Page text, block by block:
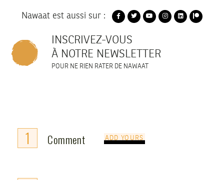
Nawaat est aussi sur :
INSCRIVEZ-VOUS
À NOTRE NEWSLETTER
POUR NE RIEN RATER DE NAWAAT
1 Comment ADD YOURS